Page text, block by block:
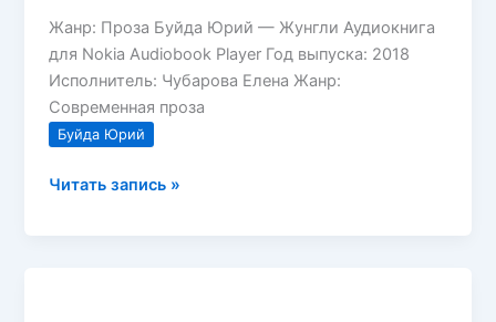
Жанр: Проза Буйда Юрий — Жунгли Аудиокнига
для Nokia Audiobook Player Год выпуска: 2018
Исполнитель: Чубарова Елена Жанр:
Современная проза
Буйда Юрий
Жунгли
Читать запись »